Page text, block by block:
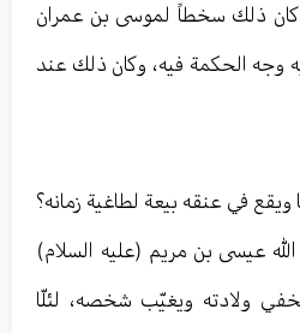
كان ذلك سخطاً لموسى بن عمران
وجه الحكمة فيه، وكان ذلك عند
ويقع في عنقه بيعة لطاغية زمانه؟
عيسى بن مريم (عليه السلام)
ولادته ويغيّب شخصه، لئلّا